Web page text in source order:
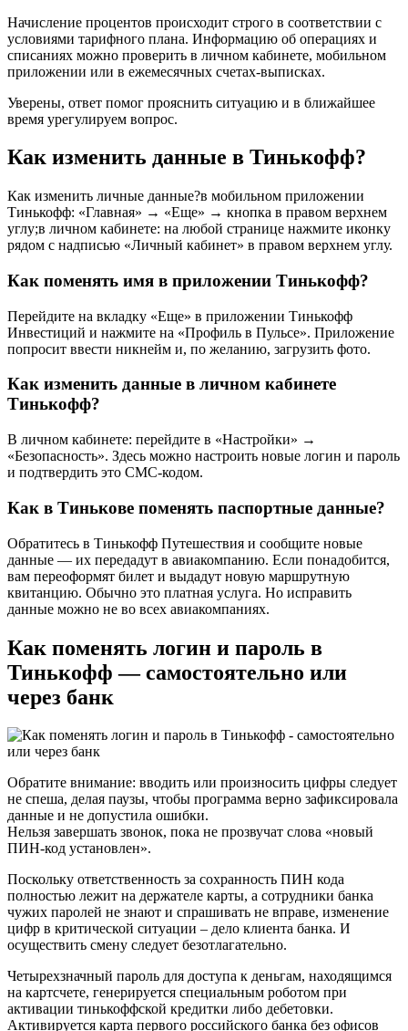
Начисление процентов происходит строго в соответствии с
условиями тарифного плана. Информацию об операциях и
списаниях можно проверить в личном кабинете, мобильном
приложении или в ежемесячных счетах-выписках.
Уверены, ответ помог прояснить ситуацию и в ближайшее
время урегулируем вопрос.
Как изменить данные в Тинькофф?
Как изменить личные данные?в мобильном приложении
Тинькофф: «Главная» → «Еще» → кнопка в правом верхнем
углу;в личном кабинете: на любой странице нажмите иконку
рядом с надписью «Личный кабинет» в правом верхнем углу.
Как поменять имя в приложении Тинькофф?
Перейдите на вкладку «Еще» в приложении Тинькофф
Инвестиций и нажмите на «Профиль в Пульсе». Приложение
попросит ввести никнейм и, по желанию, загрузить фото.
Как изменить данные в личном кабинете
Тинькофф?
В личном кабинете: перейдите в «Настройки» →
«Безопасность». Здесь можно настроить новые логин и пароль
и подтвердить это СМС-кодом.
Как в Тинькове поменять паспортные данные?
Обратитесь в Тинькофф Путешествия и сообщите новые
данные — их передадут в авиакомпанию. Если понадобится,
вам переоформят билет и выдадут новую маршрутную
квитанцию. Обычно это платная услуга. Но исправить
данные можно не во всех авиакомпаниях.
Как поменять логин и пароль в
Тинькофф — самостоятельно или
через банк
Обратите внимание: вводить или произносить цифры следует
не спеша, делая паузы, чтобы программа верно зафиксировала
данные и не допустила ошибки.
Нельзя завершать звонок, пока не прозвучат слова «новый
ПИН-код установлен».
Поскольку ответственность за сохранность ПИН кода
полностью лежит на держателе карты, а сотрудники банка
чужих паролей не знают и спрашивать не вправе, изменение
цифр в критической ситуации – дело клиента банка. И
осуществить смену следует безотлагательно.
Четырехзначный пароль для доступа к деньгам, находящимся
на картсчете, генерируется специальным роботом при
активации тинькоффской кредитки либо дебетовки.
Активируется карта первого российского банка без офисов